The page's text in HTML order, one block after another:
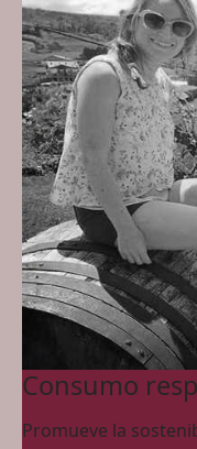
Consumo
Promueve la